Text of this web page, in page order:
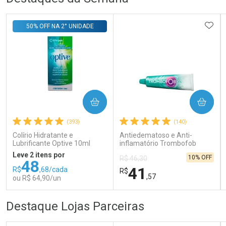
Laboratório
Comprar sem Desconto
Por R$ 29,30/cada
Por Menos
Comprar sem Desconto
Por R$ 29,30/cada
(393)
Colírio Hidratante e
Lubrificante Optive 10ml
50% OFF NA 2° UNIDADE
Leve 2 itens por
R$48,68/cada
ou R$ 64,90/un
COMPRAR
FECHAR
Laboratório
FECHAR
Por Menos
(140)
Antiedematoso e Anti-
inflamatório Trombofob
R$ 46,30
R$41 ,57
10% OFF
COMPRAR
Por Menos
Destaque Lojas Parceiras